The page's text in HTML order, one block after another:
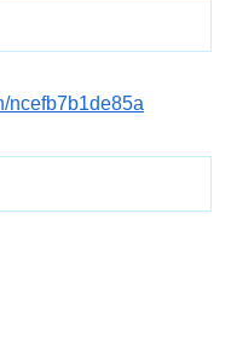
ncefb7b1de85a